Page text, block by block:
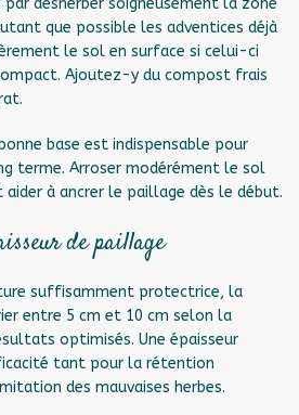
que possible les adventices déjà
le sol en surface si celui-ci
Ajoutez-y du compost frais
base est indispensable pour
terme. Arroser modérément le sol
à ancrer le paillage dès le début.
de paillage
suffisamment protectrice, la
entre 5 cm et 10 cm selon la
optimisés. Une épaisseur
tant pour la rétention
des mauvaises herbes.